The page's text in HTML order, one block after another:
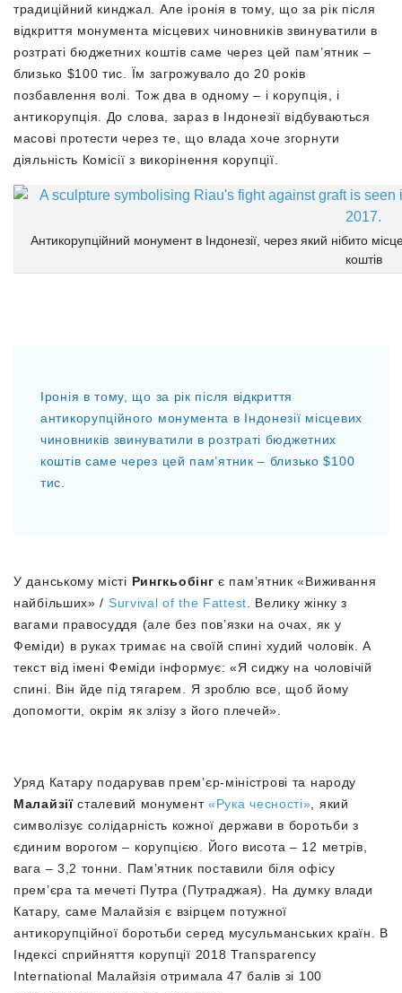
традиційний кинджал. Але іронія в тому, що за рік після
відкриття монумента місцевих чиновників звинуватили в
розтраті бюджетних коштів саме через цей пам’ятник –
близько $100 тис. Їм загрожувало до 20 років
позбавлення волі. Тож два в одному – і корупція, і
антикорупція. До слова, зараз в Індонезії відбуваються
масові протести через те, що влада хоче згорнути
діяльність Комісії з викорінення корупції.
Антикорупційний монумент в Індонезії, через який нібито
коштів
Іронія в тому, що за рік після відкриття
антикорупційного монумента в Індонезії місцевих
чиновників звинуватили в розтраті бюджетних
коштів саме через цей пам’ятник – близько $100
тис.
У данському місті Рингкьобінг є пам’ятник «Виживання
найбільших» / Survival of the Fattest . Велику жінку з
вагами правосуддя (але без пов’язки на очах, як у
Феміди) в руках тримає на своїй спині худий чоловік. А
текст від імені Феміди інформує: «Я сиджу на чоловічій
спині. Він йде під тягарем. Я зроблю все, щоб йому
допомогти, окрім як злізу з його плечей».
Уряд Катару подарував прем’єр-міністрові та народу
Малайзіїсталевий монумент «Рука чесності» , який
символізує солідарність кожної держави в боротьби з
єдиним ворогом – корупцією. Його висота – 12 метрів,
вага – 3,2 тонни. Пам’ятник поставили біля офісу
прем’єра та мечеті Путра (Путраджая). На думку влади
Катару, саме Малайзія є взірцем потужної
антикорупційної боротьби серед мусульманських країн. В
Індексі сприйняття корупції 2018 Transparency
International Малайзія отримала 47 балів зі 100